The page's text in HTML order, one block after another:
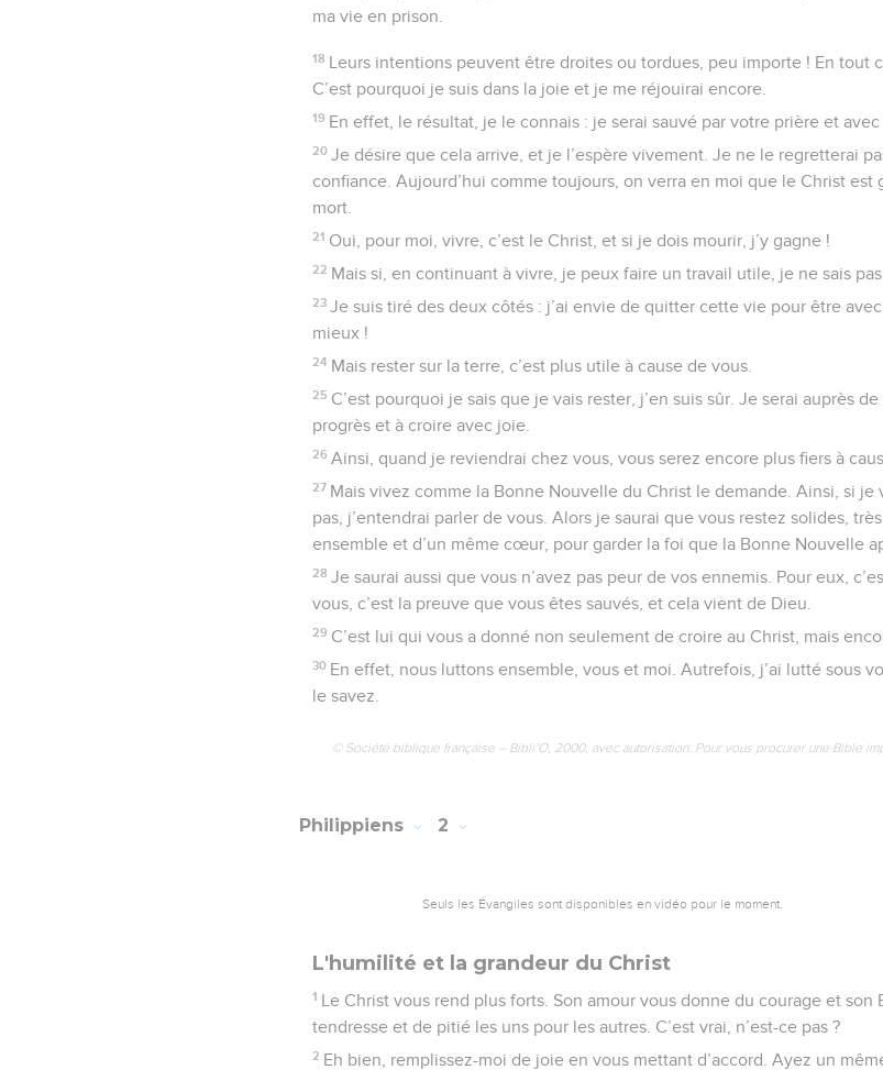
ma vie en prison.
18 Leurs intentions peuvent être droites ou tordues, peu importe ! En tout
C’est pourquoi je suis dans la joie et je me réjouirai encore.
19 En effet, le résultat, je le connais : je serai sauvé par votre prière et avec
20 Je désire que cela arrive, et je l’espère vivement. Je ne le regretterai
confiance. Aujourd’hui comme toujours, on verra en moi que le Christ est
mort.
21 Oui, pour moi, vivre, c’est le Christ, et si je dois mourir, j’y gagne !
22 Mais si, en continuant à vivre, je peux faire un travail utile, je ne sais
23 Je suis tiré des deux côtés : j’ai envie de quitter cette vie pour être
mieux !
24 Mais rester sur la terre, c’est plus utile à cause de vous.
25 C’est pourquoi je sais que je vais rester, j’en suis sûr. Je serai auprès
progrès et à croire avec joie.
26 Ainsi, quand je reviendrai chez vous, vous serez encore plus fiers à
27 Mais vivez comme la Bonne Nouvelle du Christ le demande. Ainsi, si je
pas, j’entendrai parler de vous. Alors je saurai que vous restez solides,
ensemble et d’un même cœur, pour garder la foi que la Bonne Nouvelle
28 Je saurai aussi que vous n’avez pas peur de vos ennemis. Pour eux,
vous, c’est la preuve que vous êtes sauvés, et cela vient de Dieu.
29 C’est lui qui vous a donné non seulement de croire au Christ, mais
30 En effet, nous luttons ensemble, vous et moi. Autrefois, j’ai lutté sous
le savez.
© Société biblique française – Bibli’O, 2000, avec autorisation. Pour vous procurer une Bible
Philippiens 2
Seuls les Évangiles sont disponibles en vidéo pour le moment.
L'humilité et la grandeur du Christ
1 Le Christ vous rend plus forts. Son amour vous donne du courage et
tendresse et de pitié les uns pour les autres. C’est vrai, n’est-ce pas ?
2 Eh bien, remplissez-moi de joie en vous mettant d’accord. Ayez un